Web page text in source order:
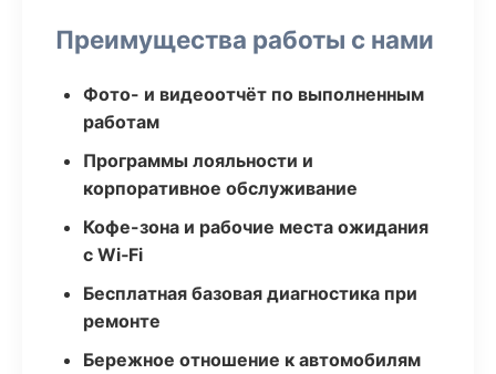
Преимущества работы с нами
Фото- и видеоотчёт по выполненным
работам
Программы лояльности и
корпоративное обслуживание
Кофе-зона и рабочие места ожидания
с Wi‑Fi
Бесплатная базовая диагностика при
ремонте
Бережное отношение к автомобилям